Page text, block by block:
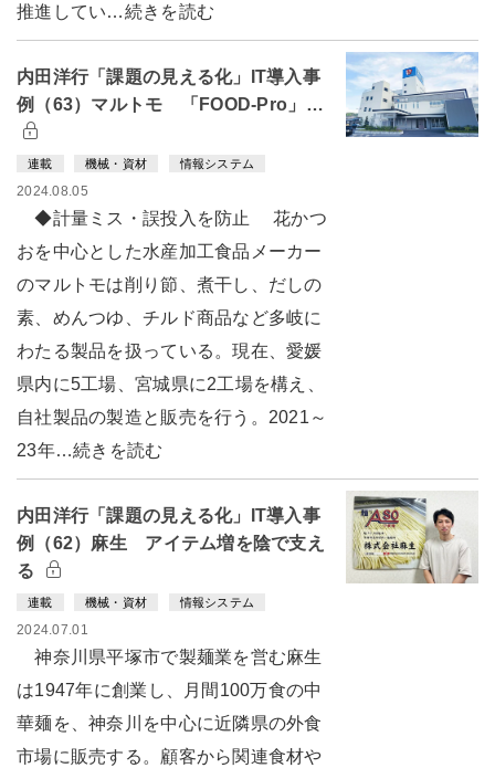
推進してい…続きを読む
内田洋行「課題の見える化」IT導入事
例（63）マルトモ 「FOOD-Pro」…
連載 機械・資材 情報システム
2024.08.05
◆計量ミス・誤投入を防止 花かつ
おを中心とした水産加工食品メーカー
のマルトモは削り節、煮干し、だしの
素、めんつゆ、チルド商品など多岐に
わたる製品を扱っている。現在、愛媛
県内に5工場、宮城県に2工場を構え、
自社製品の製造と販売を行う。2021～
23年…続きを読む
内田洋行「課題の見える化」IT導入事
例（62）麻生 アイテム増を陰で支え
る
連載 機械・資材 情報システム
2024.07.01
神奈川県平塚市で製麺業を営む麻生
は1947年に創業し、月間100万食の中
華麺を、神奈川を中心に近隣県の外食
市場に販売する。顧客から関連食材や